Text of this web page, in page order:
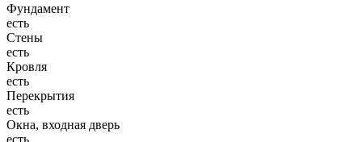
Фундамент
есть
Стены
есть
Кровля
есть
Перекрытия
есть
Окна, входная дверь
есть